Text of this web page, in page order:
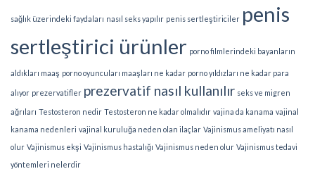
sağlık üzerindeki faydaları nasıl seks yapılır penis sertleştiriciler penis
sertleştirici ürünler porno filmlerindeki bayanların
aldıkları maaş porno oyuncuları maaşları ne kadar porno yıldızları ne kadar para
alıyor prezervatifler prezervatif nasıl kullanılır seks ve migren
ağrıları Testosteron nedir Testosteron ne kadar olmalıdır vajina da kanama vajinal
kanama nedenleri vajinal kuruluğa neden olan ilaçlar Vajinismus ameliyatı nasıl
olur Vajinismus ekşi Vajinismus hastalığı Vajinismus neden olur Vajinismus tedavi
yöntemleri nelerdir